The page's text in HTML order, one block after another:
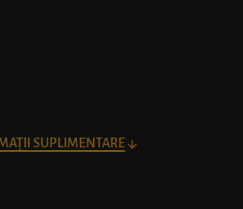
SUPLIMENTARE